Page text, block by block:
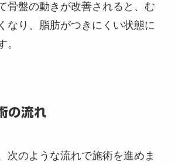
骨盤の動きが改善されると、む
なり、脂肪がつきにくい状態に
。
の流れ
次のような流れで施術を進めま